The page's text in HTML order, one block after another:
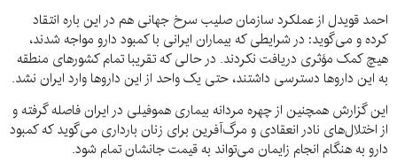
احمد قویدل از عملکرد سازمان صلیب سرخ جهانی هم در این باره انتقاد
کرده و می‌گوید: در شرایطی که بیماران ایرانی با کمبود دارو مواجه شدند،
هیچ کمک مؤثری دریافت نکردند. در حالی که تقریبا تمام کشورهای منطقه
به این داروها دسترسی داشتند، حتی یک واحد از این داروها وارد ایران نشد.
این گزارش همچنین از چهره مردانه بیماری هموفیلی در ایران فاصله گرفته و
از اختلال‌های نادر انعقادی و مرگ‌آفرین برای زنان بارداری می‌گوید که کمبود
دارو به هنگام انجام زایمان می‌تواند به قیمت جانشان تمام شود.